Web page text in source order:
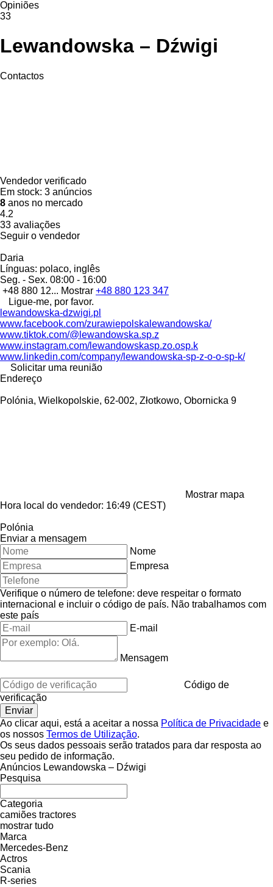
Opiniões
33
Lewandowska – Dźwigi
Contactos
Vendedor verificado
Em stock: 3 anúncios
8 anos no mercado
4.2
33 avaliações
Seguir o vendedor
Daria
Línguas: polaco, inglês
Seg. - Sex. 08:00 - 16:00
+48 880 12... Mostrar +48 880 123 347
Ligue-me, por favor.
lewandowska-dzwigi.pl
www.facebook.com/zurawiepolskalewandowska/
www.tiktok.com/@lewandowska.sp.z
www.instagram.com/lewandowskasp.zo.osp.k
www.linkedin.com/company/lewandowska-sp-z-o-o-sp-k/
Solicitar uma reunião
Endereço
Polónia, Wielkopolskie, 62-002, Złotkowo, Obornicka 9
Mostrar mapa
Hora local do vendedor: 16:49 (CEST)
Polónia
Enviar a mensagem
Nome
Empresa
Verifique o número de telefone: deve respeitar o formato
internacional e incluir o código de país. Não trabalhamos com
este país
E-mail
Mensagem
Código de
verificação
Ao clicar aqui, está a aceitar a nossa Política de Privacidade e
os nossos Termos de Utilização.
Os seus dados pessoais serão tratados para dar resposta ao
seu pedido de informação.
Anúncios Lewandowska – Dźwigi
Pesquisa
Categoria
camiões tractores
mostrar tudo
Marca
Mercedes-Benz
Actros
Scania
R-series